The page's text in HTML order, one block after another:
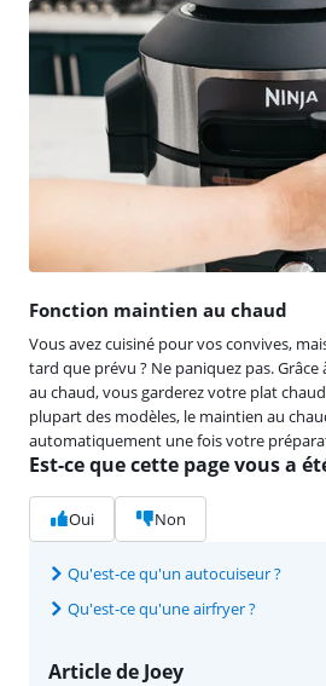
Fonction maintien au chaud
Vous avez cuisiné pour vos convives,
tard que prévu ? Ne paniquez pas.
au chaud, vous garderez votre plat
plupart des modèles, le maintien au
automatiquement une fois votre
Est-ce que cette page vous a
Oui Non
Qu'est-ce qu'un autocuiseur ?
Qu'est-ce qu'une airfryer ?
Article de Joey